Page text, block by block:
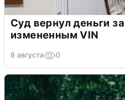
Суд вернул деньги
измененным VIN
8 августа 0